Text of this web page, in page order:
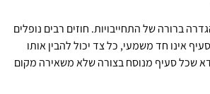
ברורה של התחייבויות. חוזים רבים נופלים
אינו חד משמעי, כל צד יכול להבין אותו
שכל סעיף מנוסח בצורה שלא משאירה מקום